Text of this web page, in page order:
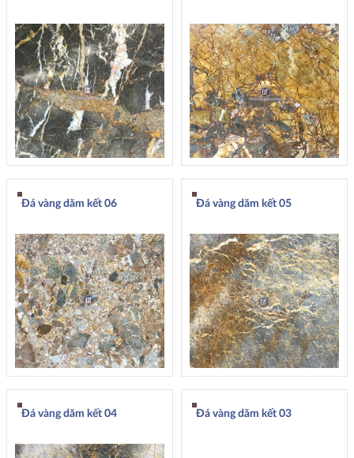
Đá vàng dăm kết 06 Đá vàng dăm kết 05
Đá vàng dăm kết 04 Đá vàng dăm kết 03